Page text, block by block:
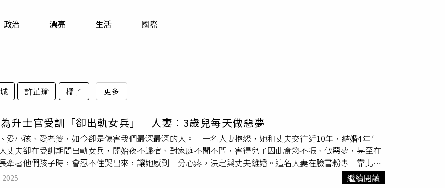
運勢
政治 漂亮 生活 國際
許芷瑜 橘子 更多
升士官受訓「卻出軌女兵」 人妻：3歲兒每天做惡夢
、愛小孩、愛老婆，如今卻是傷害我們最深最深的人。」一名人妻抱怨，她和丈夫交往近10年，結婚4年生
丈夫卻在受訓期間出軌女兵，開始夜不歸宿、對家庭不聞不問，害得兒子因此食慾不振、做惡夢，甚至在
牽著他們孩子時，會忍不住哭出來，讓她感到十分心疼，決定與丈夫離婚。這名人妻在臉書粉專「靠北婚
表示，她和老公在一起近10年、結婚4年，育有一名3歲兒子，丈夫從軍8年期間受訓數次，「就在這一
2025 繼續閱讀